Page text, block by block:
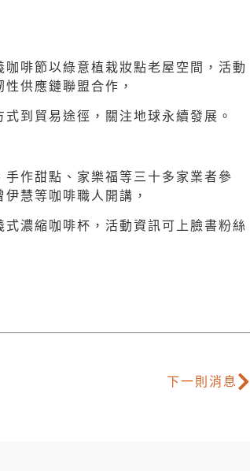
啡節以綠意植栽妝點老屋空間，活動
供應鏈聯盟合作，
到貿易途徑，關注地球永續發展。
作甜點、家樂福等三十多家業者參
慧等咖啡職人開講，
濃縮咖啡杯，活動資訊可上臉書粉絲
下一則消息